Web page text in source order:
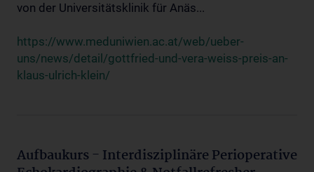
von der Universitätsklinik für Anäs...
https://www.meduniwien.ac.at/web/ueber-
uns/news/detail/gottfried-und-vera-weiss-preis-an-
klaus-ulrich-klein/
Aufbaukurs - Interdisziplinäre Perioperative